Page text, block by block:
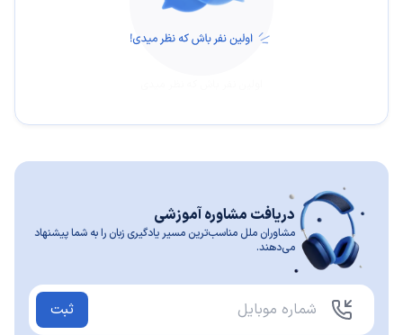
دریافت مشاوره آموزشی
مشاوران ملل مناسب‌ترین مسیر یادگیری زبان را به شما پیشنهاد
می‌دهند.
ثبت